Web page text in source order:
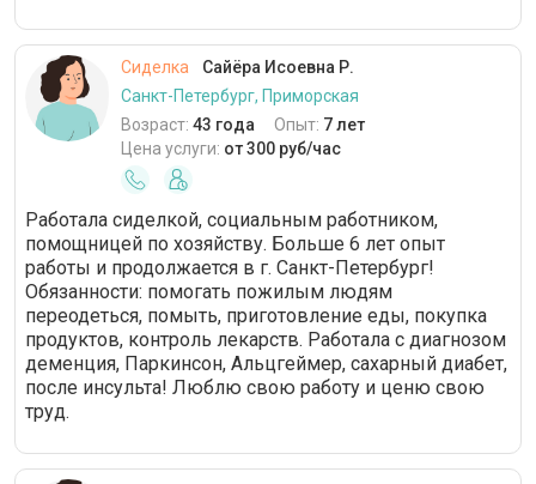
Сиделка
Сайёра Исоевна Р.
Санкт-Петербург, Приморская
Возраст: 43 года Опыт: 7 лет
Цена услуги: от 300 руб/час
Работала сиделкой, социальным работником,
помощницей по хозяйству. Больше 6 лет опыт
работы и продолжается в г. Санкт-Петербург!
Обязанности: помогать пожилым людям
переодеться, помыть, приготовление еды, покупка
продуктов, контроль лекарств. Работала с диагнозом
деменция, Паркинсон, Альцгеймер, сахарный диабет,
после инсульта! Люблю свою работу и ценю свою
труд.